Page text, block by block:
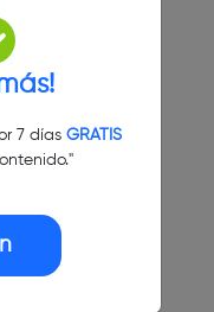
7 días GRATIS